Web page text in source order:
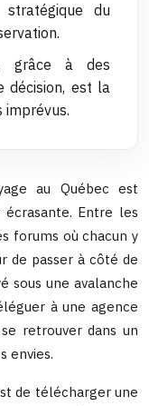
du
grâce à des
décision, est la
imprévus.
au Québec est
Entre les
forums où chacun y
de passer à côté de
sous une avalanche
à une agence
retrouver dans un
envies.
de télécharger une